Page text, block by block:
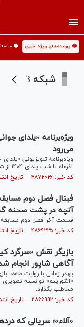
🟡 پرونده‌های ویژه خبری 🟡
شبکه 3
ویژه‌برنامه «یلدای
می‌رود
آذرماه تا شب یلدای ۱۴۰۴ از شبکه سه سیما پخش خواهد شد.
کد خبر: ۴۸۷۲۰۲۶ تاریخ انتشار : ۱۴۰۴/۰۹/۲۳
آنچه در پشت صحنه
قسمت آخر فصل دوم مسابقه بزرگ «۱۰۰»، جمعه ۷ آذر
کد خبر: ۴۸۶۹۲۲۵ تاریخ انتشار : ۱۴۰۴/۰۹/۰۷
بازیگر نقش «سرگرد
آگاهی شاپور انجام
بهادر زمانی با روایت
«الگوریتم» توانسته
مخاطب بگذارد.
کد خبر: ۴۸۶۶۹۹۲ تاریخ انتشار : ۱۴۰۴/۰۸/۲۵
«آلاء»؛ سریالی که